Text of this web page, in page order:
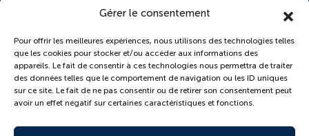
Gérer le consentement
Pour offrir les meilleures expériences, nous utilisons des technologies telles
que les cookies pour stocker et/ou accéder aux informations des
appareils. Le fait de consentir à ces technologies nous permettra de traiter
des données telles que le comportement de navigation ou les ID uniques
sur ce site. Le fait de ne pas consentir ou de retirer son consentement peut
avoir un effet négatif sur certaines caractéristiques et fonctions.
L'ensemble scolaire
École Sainte-Anne